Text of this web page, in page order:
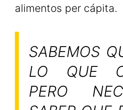
alimentos per cápita.
SABEMOS
LO QUE
PERO